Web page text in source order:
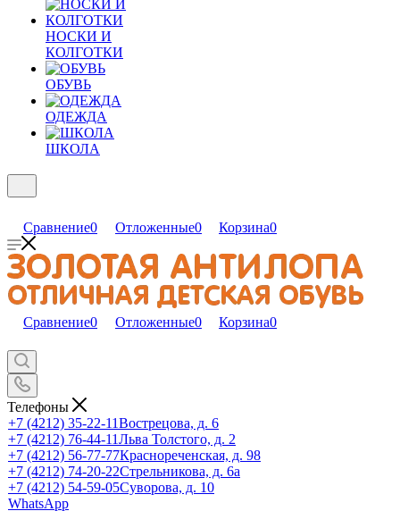
НОСКИ И
КОЛГОТКИ
ОБУВЬ
ОДЕЖДА
ШКОЛА
Сравнение0 Отложенные0 Корзина0
Сравнение0 Отложенные0 Корзина0
Телефоны
+7 (4212) 35-22-11Вострецова, д. 6
+7 (4212) 76-44-11Льва Толстого, д. 2
+7 (4212) 56-77-77Краснореченская, д. 98
+7 (4212) 74-20-22Стрельникова, д. 6а
+7 (4212) 54-59-05Суворова, д. 10
WhatsApp